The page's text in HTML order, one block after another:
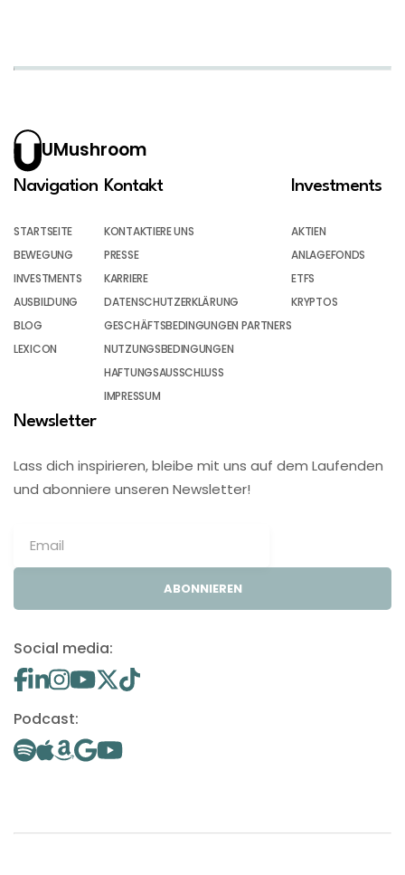
UMushroom
Navigation
STARTSEITE
BEWEGUNG
INVESTMENTS
AUSBILDUNG
BLOG
LEXICON
Kontakt
KONTAKTIERE UNS
PRESSE
KARRIERE
DATENSCHUTZERKLÄRUNG
GESCHÄFTSBEDINGUNGEN PARTNERS
NUTZUNGSBEDINGUNGEN
HAFTUNGSAUSSCHLUSS
IMPRESSUM
Investments
AKTIEN
ANLAGEFONDS
ETFS
KRYPTOS
Newsletter
Lass dich inspirieren, bleibe mit uns auf dem Laufenden
und abonniere unseren Newsletter!
ABONNIEREN
Social media:
Podcast: